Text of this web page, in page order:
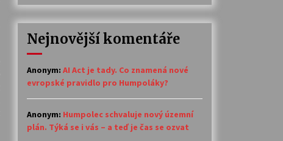
14. 7. 2026
30. 6. 2026
Nejnovější komentáře
Anonym: AI Act je tady. Co znamená nové
evropské pravidlo pro Humpoláky?
Anonym: Humpolec schvaluje nový územní
plán. Týká se i vás – a teď je čas se ozvat